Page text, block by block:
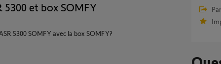
et box SOMFY
5300 SOMFY avec la box SOMFY?